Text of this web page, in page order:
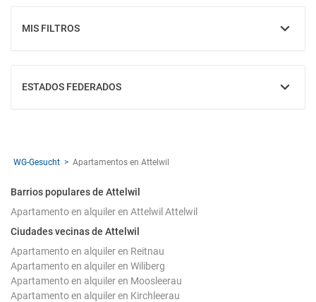
MIS FILTROS
MOSTRAR
ESTADOS FEDERADOS
MOSTRAR
WG-Gesucht Apartamentos en Attelwil
Barrios populares de Attelwil
Apartamento en alquiler en Attelwil Attelwil
Ciudades vecinas de Attelwil
Apartamento en alquiler en Reitnau
Apartamento en alquiler en Wiliberg
Apartamento en alquiler en Moosleerau
Apartamento en alquiler en Kirchleerau